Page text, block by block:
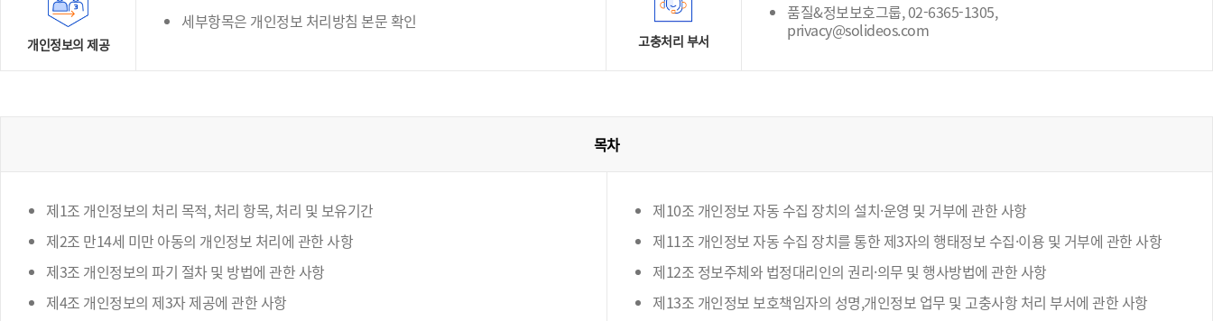
개인정보의 제공
세부항목은 개인정보 처리방침 본문 확인
고충처리 부서
품질&정보보호그룹, 02-6365-1305,
privacy@solideos.com
목차
제1조 개인정보의 처리 목적, 처리 항목, 처리 및 보유기간
제2조 만14세 미만 아동의 개인정보 처리에 관한 사항
제3조 개인정보의 파기 절차 및 방법에 관한 사항
제4조 개인정보의 제3자 제공에 관한 사항
제10조 개인정보 자동 수집 장치의 설치·운영 및 거부에 관한 사항
제11조 개인정보 자동 수집 장치를 통한 제3자의 행태정보 수집·이용 및 거부에 관한 사항
제12조 정보주체와 법정대리인의 권리·의무 및 행사방법에 관한 사항
제13조 개인정보 보호책임자의 성명,개인정보 업무 및 고충사항 처리 부서에 관한 사항